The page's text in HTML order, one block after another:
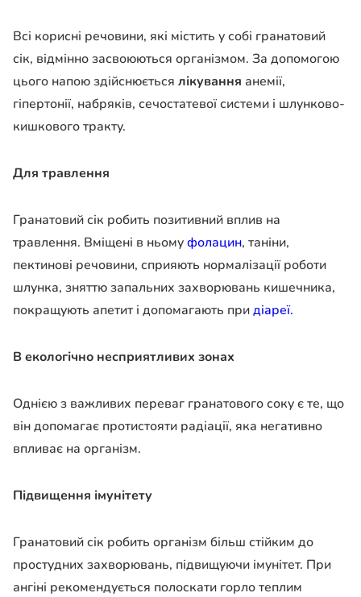
Всі корисні речовини, які містить у собі гранатовий
сік, відмінно засвоюються організмом. За допомогою
цього напою здійснюється лікування анемії,
гіпертонії, набряків, сечостатевої системи і шлунково-
кишкового тракту.
Для травлення
Гранатовий сік робить позитивний вплив на
травлення. Вміщені в ньомуфолацин, таніни,
пектинові речовини, сприяють нормалізації роботи
шлунка, зняттю запальних захворювань кишечника,
покращують апетит і допомагають придіареї.
В екологічно несприятливих зонах
Однією з важливих переваг гранатового соку є те, що
він допомагає протистояти радіації, яка негативно
впливає на організм.
Підвищення імунітету
Гранатовий сік робить організм більш стійким до
простудних захворювань, підвищуючи імунітет. При
ангіні рекомендується полоскати горло теплим